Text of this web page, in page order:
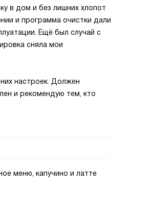
в дом и без лишних хлопот
и программа очистки дали
Ещё был случай с
сняла мои
настроек. Должен
и рекомендую тем, кто
меню, капучино и латте